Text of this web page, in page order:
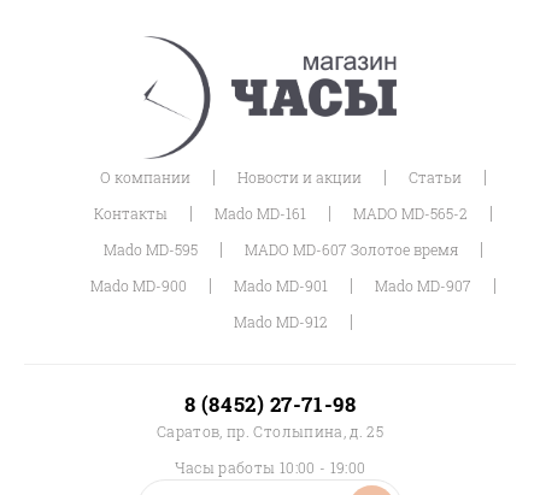
О компании | Новости и акции | Статьи |
Контакты | Mado MD-161 | MADO MD-565-2 |
Mado MD-595 | MADO MD-607 Золотое время |
Mado MD-900 | Mado MD-901 | Mado MD-907 |
Mado MD-912 |
8 (8452) 27-71-98
Саратов, пр. Столыпина, д. 25
Часы работы 10:00 - 19:00